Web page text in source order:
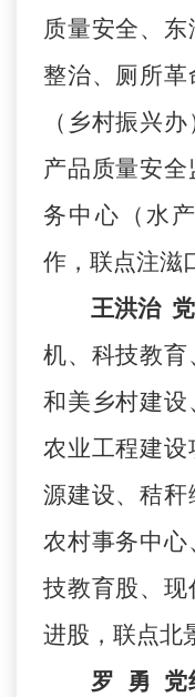
质量安全、
整治、厕所
（乡村振兴
产品质量安
务中心（水
作，联点注滋
王洪治
机、科技教育
和美乡村建设
农业工程建
源建设、秸
农村事务中心
技教育股、现
进股，联点北
罗
勇 党